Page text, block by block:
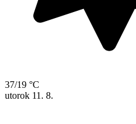
37/19 °C
utorok 11. 8.